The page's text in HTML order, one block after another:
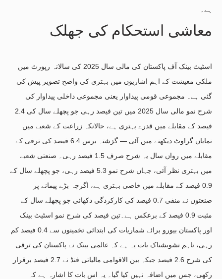
ہے۔
معاشی استحکام کی جھلک
اسٹیٹ بینک آف پاکستان کی مالی سال 2025 کی سالانہ رپورٹ میں
ملکی معیشت کے اہم اشاریوں میں بہتری کی واضح تصویر پیش کی
گئی ہے۔ مجموعی قومی پیداوار یعنی مجموعی داخلی پیداوار کی
شرح نمو مالی سال 2025 میں تین فیصد رہی جو پچھلے سال کی 2.4
فیصد کے مقابلے میں قدرے بہتری ہے، حالانکہ زراعت کے شعبے میں
نمایاں گراوٹ دیکھنے میں آئی — گزشتہ برس 6.4 فیصد کی ترقی کے
مقابلے میں رواں سال یہ شرح صرف 1.5 فیصد رہی۔ صنعتی شعبے
میں بہتری نظر آئی، جہاں شرح نمو 5.3 فیصد رہی، جو پچھلے سال کے
0.9 فیصد کے مقابلے میں خاصی بہتری ہے، اگرچہ بڑے پیمانے پر
صنعتوں نے منفی 0.7 فیصد کی کارکردگی دکھائی جو پچھلے سال کے
مثبت 0.9 فیصد کے برعکس ہے۔تین فیصد کی شرح نمو اسٹیٹ بینک
اور پاکستان بیورو برائے شماریات کی ابتدائی تخمینوں سے 0.4 فیصد کم
رہی، تاہم تشویشناک بات یہ ہے کہ عالمی بینک نے پاکستان کی ترقی
کی شرح 2.6 فیصد جبکہ بین الاقوامی مالیاتی فنڈ نے 2.7 فیصد برقرار
رکھی، جس میں اضافہ نہیں کیا گیا۔ یہ اس بات کا اشارہ ہے کہ